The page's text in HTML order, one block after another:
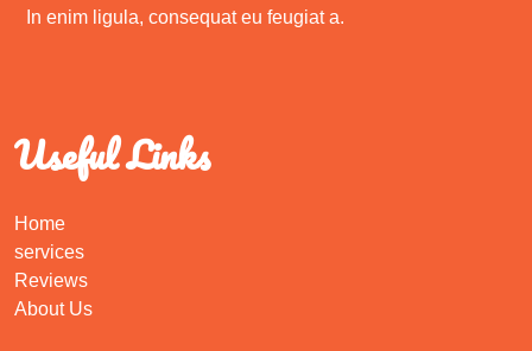
In enim ligula, consequat eu feugiat a.
Useful Links
Home
services
Reviews
About Us